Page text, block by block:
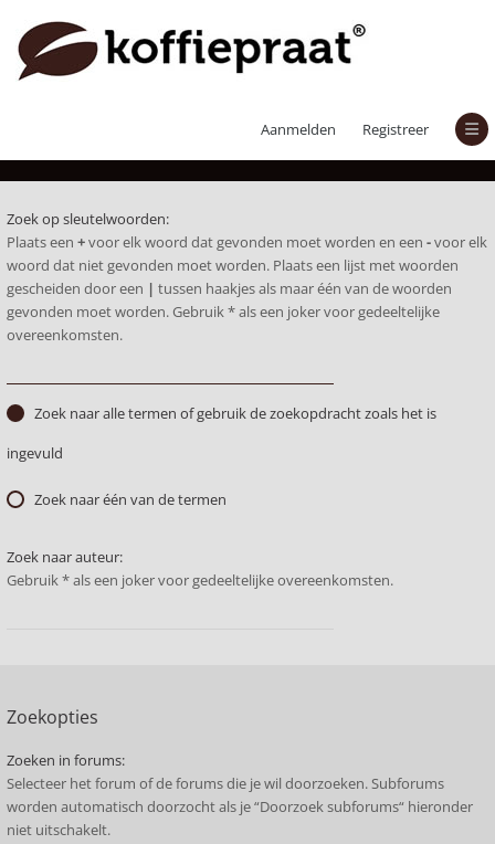
Aanmelden Registreer
Zoek op sleutelwoorden:
Plaats een +voor elk woord dat gevonden moet worden en een -voor elk
woord dat niet gevonden moet worden. Plaats een lijst met woorden
gescheiden door een | tussen haakjes als maar één van de woorden
gevonden moet worden. Gebruik * als een joker voor gedeeltelijke
overeenkomsten.
Zoek naar alle termen of gebruik de zoekopdracht zoals het is
ingevuld
Zoek naar één van de termen
Zoek naar auteur:
Gebruik * als een joker voor gedeeltelijke overeenkomsten.
Zoekopties
Zoeken in forums:
Selecteer het forum of de forums die je wil doorzoeken. Subforums
worden automatisch doorzocht als je “Doorzoek subforums“ hieronder
niet uitschakelt.